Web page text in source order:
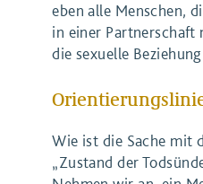
eben alle Menschen,
in einer Partnerschaft
die sexuelle
Wie ist die Sache mit
„Zustand der